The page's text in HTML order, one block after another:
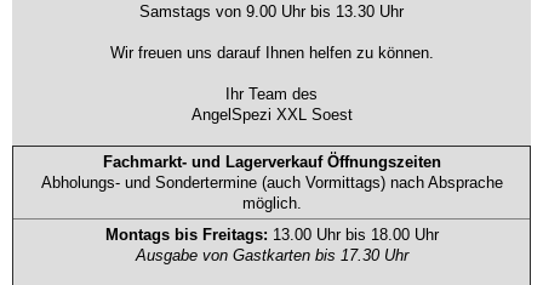
Samstags von 9.00 Uhr bis 13.30 Uhr
Wir freuen uns darauf Ihnen helfen zu können.
Ihr Team des
AngelSpezi XXL Soest
Fachmarkt- und Lagerverkauf Öffnungszeiten
Abholungs- und Sondertermine (auch Vormittags) nach Absprache
möglich.
Montags bis Freitags: 13.00 Uhr bis 18.00 Uhr
Ausgabe von Gastkarten bis 17.30 Uhr